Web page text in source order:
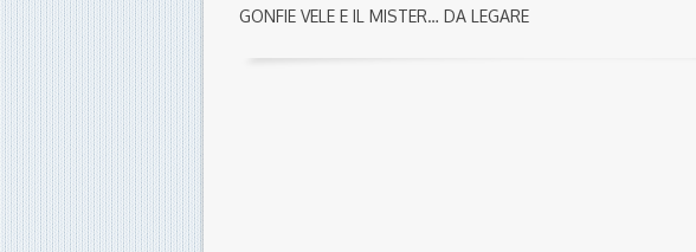
GONFIE VELE E IL MISTER… DA LEGARE